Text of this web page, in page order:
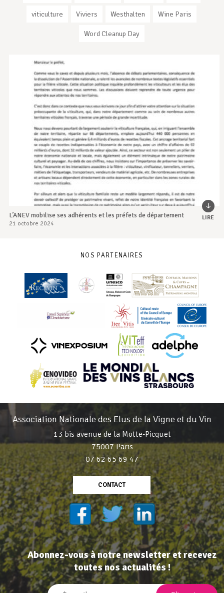
viticulture Viviers Westhalten Wine Paris
Word Cleanup Day
L’ANEV mobilise ses adhérents et les préfets de département
21 octobre 2024
LIRE
NOS PARTENAIRES
Association Nationale des Elus de la Vigne et du Vin
13 bis avenue de la Motte-Picquet
75007 Paris
07 62 65 69 47
CONTACT
Abonnez-vous à notre newsletter et recevez
toutes nos actualités !